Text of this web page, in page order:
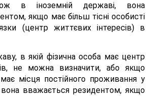
в іноземній державі, вона
якщо має більш тісні особисті
(центр життєвих інтересів) в
в якій фізична особа має центр
не можна визначити, або якщо
місця постійного проживання у
вважається резидентом, якщо